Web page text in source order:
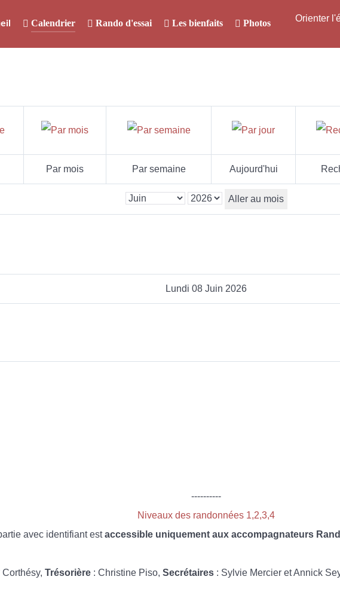
Calendrier Rando d'essai Les bienfaits Photos Orienter
Par mois Par semaine Aujourd'hui
Aller au mois
Lundi 08 Juin 2026
----------
Niveaux des randonnées 1,2,3,4
avec identifiant estaccessible uniquement aux accompagnateurs
Corthésy, Trésorière : Christine Piso, Secrétaires : Sylvie Mercier et Annick